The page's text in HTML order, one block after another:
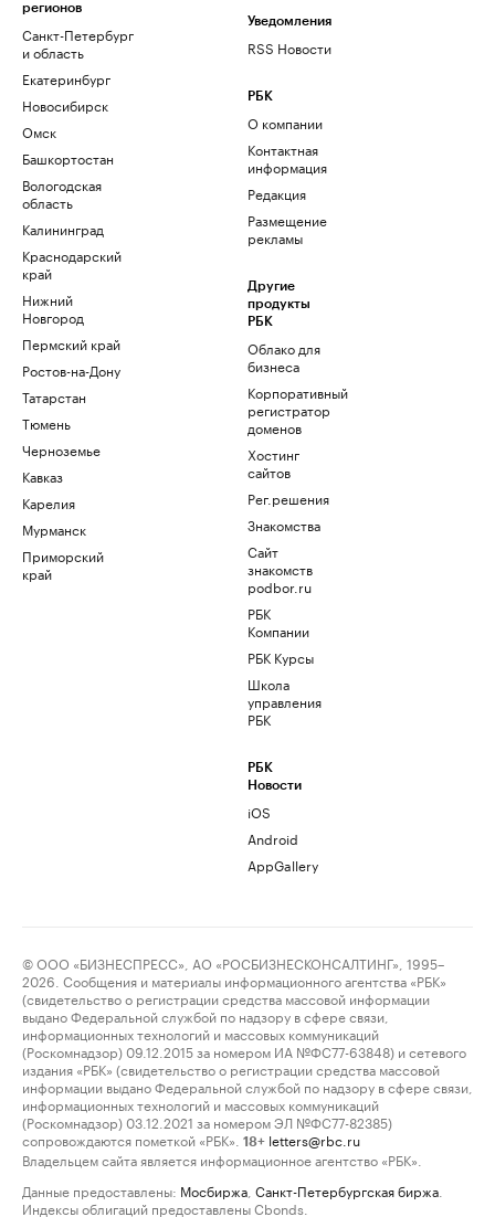
регионов
Санкт-Петербург
и область
Екатеринбург
Новосибирск
Омск
Башкортостан
Вологодская
область
Калининград
Краснодарский
край
Нижний
Новгород
Пермский край
Ростов-на-Дону
Татарстан
Тюмень
Черноземье
Кавказ
Карелия
Мурманск
Приморский
край
Уведомления
RSS Новости
РБК
О компании
Контактная
информация
Редакция
Размещение
рекламы
Другие
продукты
РБК
Облако для
бизнеса
Корпоративный
регистратор
доменов
Хостинг
сайтов
Рег.решения
Знакомства
Сайт
знакомств
podbor.ru
РБК
Компании
РБК Курсы
Школа
управления
РБК
РБК
Новости
iOS
Android
AppGallery
© ООО «БИЗНЕСПРЕСС», АО «РОСБИЗНЕСКОНСАЛТИНГ», 1995–
2026. Сообщения и материалы информационного агентства «РБК»
(свидетельство о регистрации средства массовой информации
выдано Федеральной службой по надзору в сфере связи,
информационных технологий и массовых коммуникаций
(Роскомнадзор) 09.12.2015 за номером ИА №ФС77-63848) и сетевого
издания «РБК» (свидетельство о регистрации средства массовой
информации выдано Федеральной службой по надзору в сфере связи,
информационных технологий и массовых коммуникаций
(Роскомнадзор) 03.12.2021 за номером ЭЛ №ФС77-82385)
сопровождаются пометкой «РБК».
18+ letters@rbc.ru
Владельцем сайта является информационное агентство «РБК».
Данные предоставлены: Мосбиржа Санкт-Петербургская биржа
Индексы облигаций предоставлены Cbonds.